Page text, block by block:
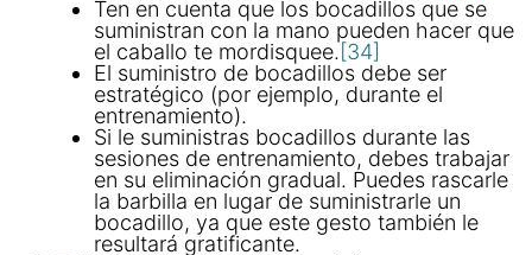
Ten en cuenta que los bocadillos que se
suministran con la mano pueden hacer que
el caballo te mordisquee.[34]
El suministro de bocadillos debe ser
estratégico (por ejemplo, durante el
entrenamiento).
Si le suministras bocadillos durante las
sesiones de entrenamiento, debes trabajar
en su eliminación gradual. Puedes rascarle
la barbilla en lugar de suministrarle un
bocadillo, ya que este gesto también le
resultará gratificante.